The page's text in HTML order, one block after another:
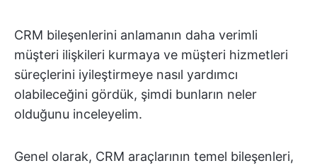
CRM bileşenlerini anlamanın daha verimli
müşteri ilişkileri kurmaya ve müşteri hizmetleri
süreçlerini iyileştirmeye nasıl yardımcı
olabileceğini gördük, şimdi bunların neler
olduğunu inceleyelim.
Genel olarak, CRM araçlarının temel bileşenleri,